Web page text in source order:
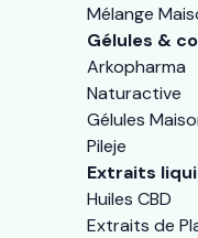
Mélange
Gélules &
Arkopharma
Naturactive
Gélules
Pileje
Extraits
Huiles CBD
Extraits de